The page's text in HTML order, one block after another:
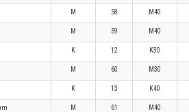
M 58 M40
M 59 M40
K 12 K30
M 60 M30
K 13 K40
M 61 M40